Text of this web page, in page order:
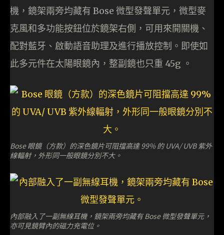
機，鏡架兩旁均藏有 Bose 微型發聲單元，微型麥
克風和多功能按鈕位於鏡架右側，可用來開關機、
配對藍牙、啟動語音助理及進行播放控制。即使如
此多元件在太陽眼鏡內，整副鏡也只重 45g 。
Bose 眼鏡（方款）的深色鏡片可阻擋高達 99% 的 UVA/ UVB 紫外
線輻射，外形同一般眼鏡分別不大。
內部融入了一副無線耳機，鏡架兩旁均藏有 Bose 微型發聲單元，
亦可見鏡臂內的磁力充電位。